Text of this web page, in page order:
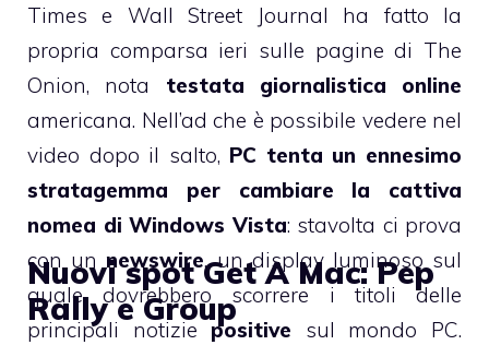
Times e Wall Street Journal ha fatto la
propria comparsa ieri sulle pagine di The
Onion, nota testata giornalistica online
americana. Nell’ad che è possibile vedere nel
video dopo il salto, PC tenta un ennesimo
stratagemma per cambiare la cattiva
nomea di Windows Vista: stavolta ci prova
con un newswire, un display luminoso sul
quale dovrebbero scorrere i titoli delle
principali notizie positive sul mondo PC.
Nuovi spot Get A Mac: Pep
Rally e Group